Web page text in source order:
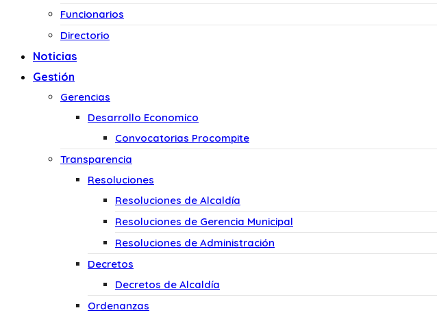
Funcionarios
Directorio
Noticias
Gestión
Gerencias
Desarrollo Economico
Convocatorias Procompite
Transparencia
Resoluciones
Resoluciones de Alcaldía
Resoluciones de Gerencia Municipal
Resoluciones de Administración
Decretos
Decretos de Alcaldía
Ordenanzas